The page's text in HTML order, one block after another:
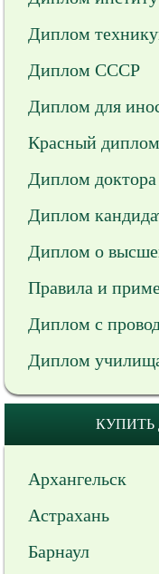
Диплом
Диплом СССР
Диплом для
Красный
Диплом доктора
Диплом
Диплом о
Правила и
Диплом с
Диплом
КУПИТЬ
Архангельск
Астрахань
Барнаул